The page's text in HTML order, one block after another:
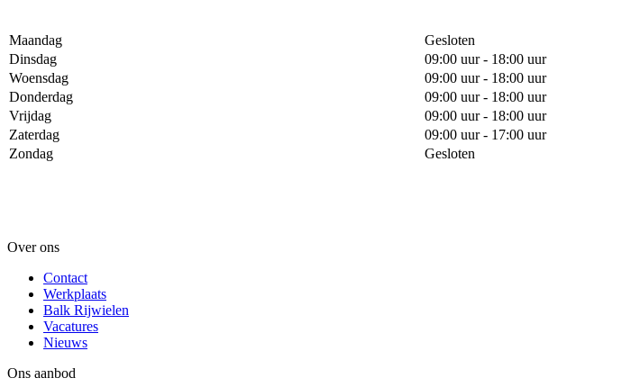
Maandag
Gesloten
Dinsdag
09:00 uur - 18:00 uur
Woensdag
09:00 uur - 18:00 uur
Donderdag
09:00 uur - 18:00 uur
Vrijdag
09:00 uur - 18:00 uur
Zaterdag
09:00 uur - 17:00 uur
Zondag
Gesloten
Over ons
Contact
Werkplaats
Balk Rijwielen
Vacatures
Nieuws
Ons aanbod